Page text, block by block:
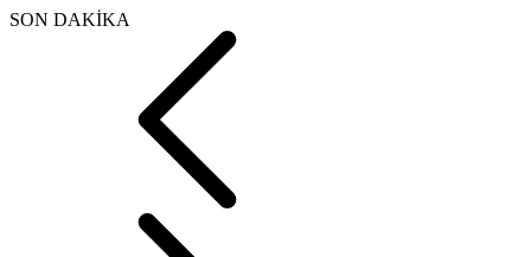
SON DAKİKA